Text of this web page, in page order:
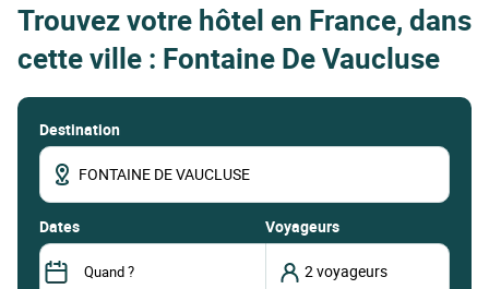
Trouvez votre hôtel en France, dans
cette ville : Fontaine De Vaucluse
Destination
dates Voyageurs